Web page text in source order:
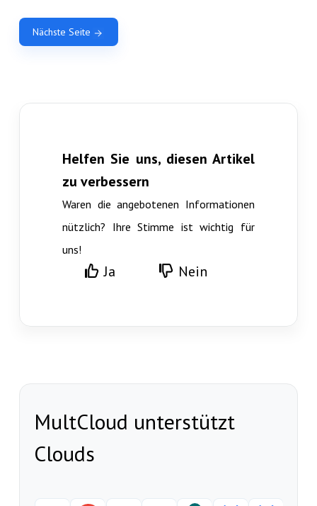
Nächste Seite
Helfen Sie uns, diesen Artikel
zu verbessern
Waren die angebotenen Informationen
nützlich? Ihre Stimme ist wichtig für
uns!
Ja Nein
MultCloud unterstützt
Clouds